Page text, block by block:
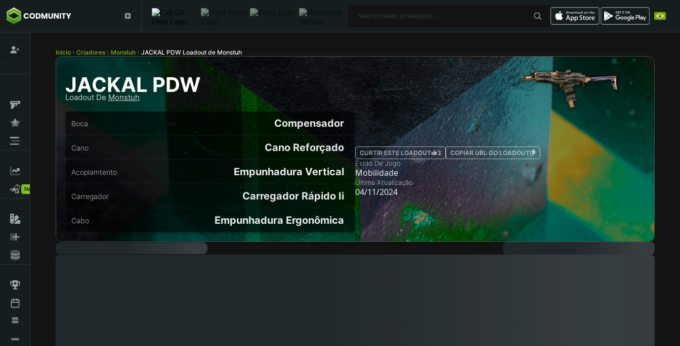
New!
Início Criadores Monstuh JACKAL PDW Loadout de Monstuh
JACKAL PDW
Loadout De Monstuh
Boca Compensador
Cano Cano Reforçado
Acoplamtento Empunhadura Vertical
Carregador Carregador Rápido Ii
Cabo Empunhadura Ergonômica
CURTIR ESTE LOADOUT 3 COPIAR URL DO LOADOUT
Estilo De Jogo
Mobilidade
Última Atualização
04/11/2024